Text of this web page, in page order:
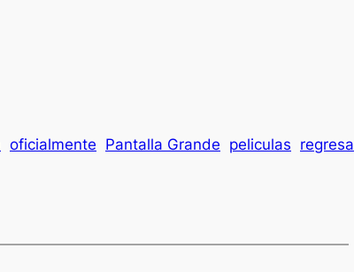
oficialmente Pantalla Grande peliculas regresa